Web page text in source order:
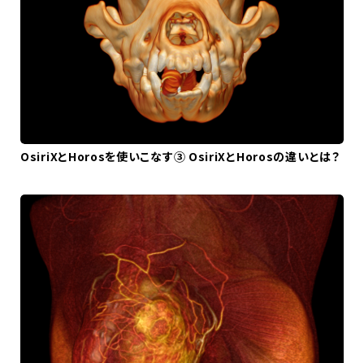
OsiriXとHorosを使いこなす③ OsiriXとHorosの違いとは？